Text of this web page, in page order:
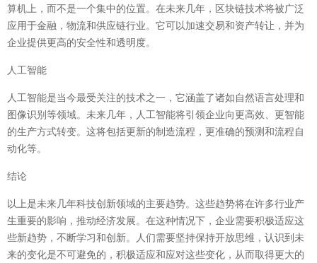
算机上，而不是一个集中的位置。在未来几年，区块链技术将被广泛
应用于金融，物流和供应链行业。它可以加速交易和资产转让，并为
企业提供更高的安全性和透明度。
人工智能
人工智能是当今最受关注的技术之一，它涵盖了诸如自然语言处理和
图像识别等领域。未来几年，人工智能将引领企业向更高效、更智能
的生产方式转变。这将包括更新的制造流程，更准确的预测和流程自
动化等。
结论
以上是未来几年科技创新领域的主要趋势。这些趋势将在许多行业产
生重要的影响，推动经济发展。在这种情况下，企业需要积极适应这
些新趋势，不断学习和创新。人们需要坚持保持开放思维，认识到未
来的变化是不可避免的，积极适应和应对这些变化，从而取得更大的